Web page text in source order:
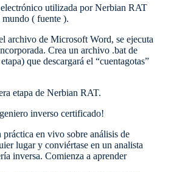
utilizada por Nerbian RAT
( fuente ).
archivo de Microsoft Word, se ejecuta
Crea un archivo .bat de
que descargará el “cuentagotas”
etapa de Nerbian RAT.
inverso certificado!
práctica en vivo sobre análisis de
lugar y conviértase en un analista
inversa. Comienza a aprender